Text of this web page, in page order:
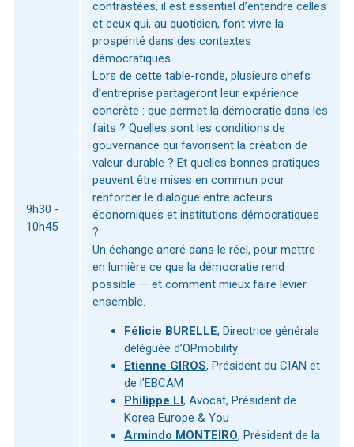
9h30 -
10h45
contrastées, il est essentiel d’entendre celles
et ceux qui, au quotidien, font vivre la
prospérité dans des contextes
démocratiques.
Lors de cette table-ronde, plusieurs chefs
d’entreprise partageront leur expérience
concrète : que permet la démocratie dans les
faits ? Quelles sont les conditions de
gouvernance qui favorisent la création de
valeur durable ? Et quelles bonnes pratiques
peuvent être mises en commun pour
renforcer le dialogue entre acteurs
économiques et institutions démocratiques
?
Un échange ancré dans le réel, pour mettre
en lumière ce que la démocratie rend
possible — et comment mieux faire levier
ensemble.
Félicie BURELLE, Directrice générale
déléguée d’OPmobility
Etienne GIROS, Président du CIAN et
de l’EBCAM
Philippe LI, Avocat, Président de
Korea Europe & You
Armindo MONTEIRO, Président de la